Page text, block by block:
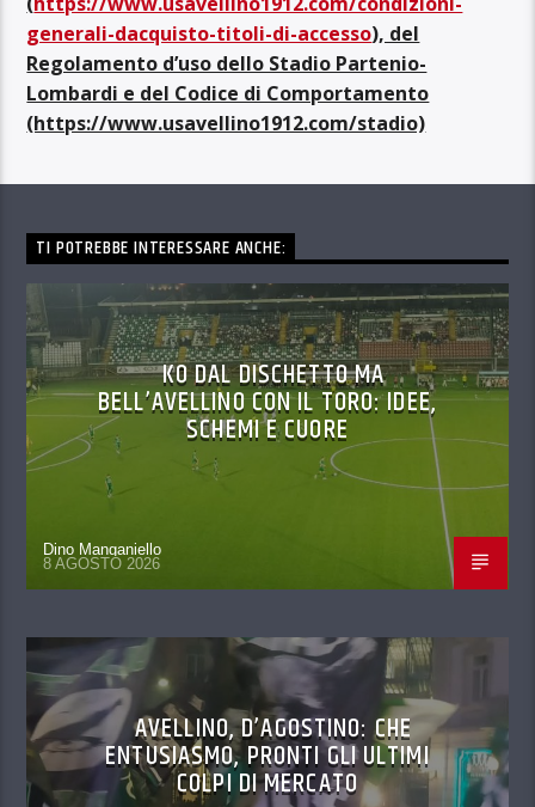
generali-dacquisto-titoli-di-accesso), del
Regolamento d’uso dello Stadio Partenio-
Lombardi e del Codice di Comportamento
(https://www.usavellino1912.com/stadio)
TI POTREBBE INTERESSARE ANCHE:
KO DAL DISCHETTO MA
BELL’AVELLINO CON IL TORO: IDEE,
SCHEMI E CUORE
Dino Manganiello
8 AGOSTO 2026
AVELLINO, D’AGOSTINO: CHE
ENTUSIASMO, PRONTI GLI ULTIMI
COLPI DI MERCATO